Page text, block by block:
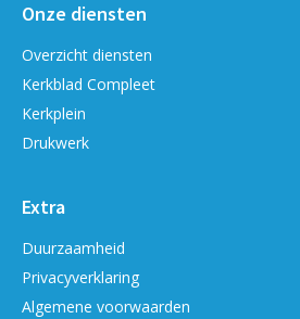
Onze diensten
Overzicht diensten
Kerkblad Compleet
Kerkplein
Drukwerk
Extra
Duurzaamheid
Privacyverklaring
Algemene voorwaarden